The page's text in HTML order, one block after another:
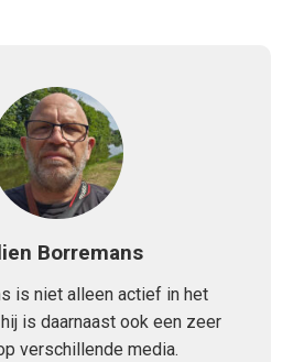
Borremans
is niet alleen actief in het
is daarnaast ook een zeer
verschillende media.